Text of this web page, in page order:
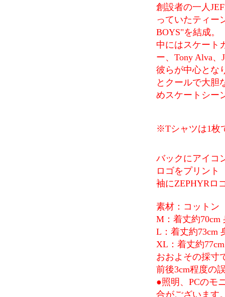
創設者の一人
っていたティー
BOYS"を結成。
中にはスケート
ー、Tony Alva、
彼らが中心とな
とクールで大胆
めスケートシー
※Tシャツは1枚
バックにアイコ
ロゴをプリント
袖にZEPHYRロ
素材：コットン
M：着丈約70cm
L：着丈約73cm
XL：着丈約
おおよその採寸
前後3cm程度の
●照明、PCのモ
合がございます